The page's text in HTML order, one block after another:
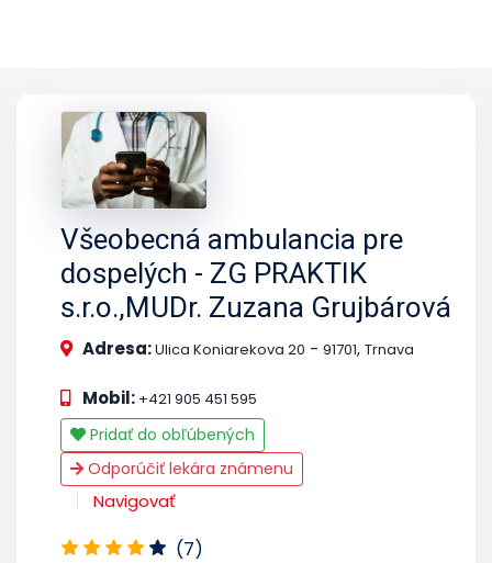
Všeobecná ambulancia pre
dospelých - ZG PRAKTIK
s.r.o.,MUDr. Zuzana Grujbárová
Adresa:Ulica Koniarekova 20 - 91701, Trnava
Mobil: +421 905 451 595
Pridať do obľúbených
Odporúčiť lekára známenu
Navigovať
(7)